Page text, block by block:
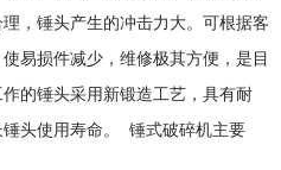
，锤头产生的冲击力大。可根据客
易损件减少，维修极其方便，是目
的锤头采用新锻造工艺，具有耐
头使用寿命。 锤式破碎机主要